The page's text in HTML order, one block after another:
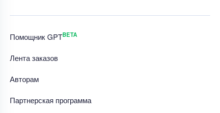
Помощник GPTBETA
Лента заказов
Авторам
Партнерская программа